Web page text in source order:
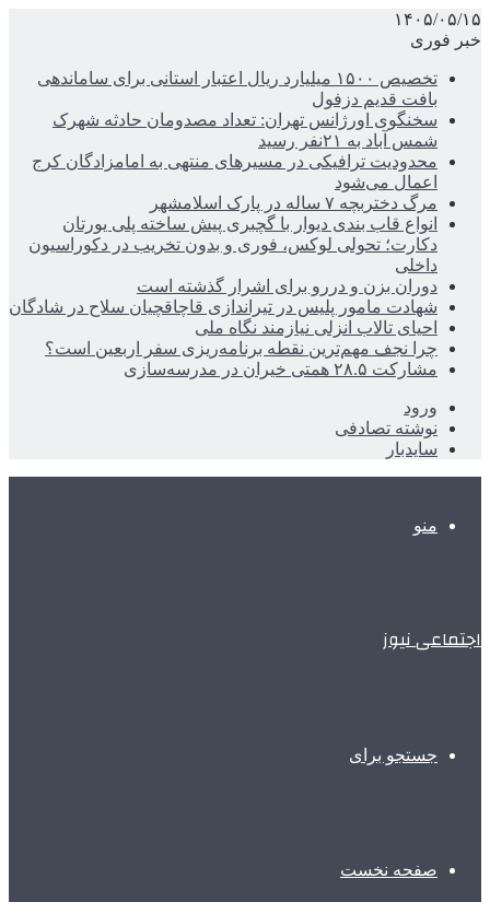
۱۴۰۵/۰۵/۱۵
خبر فوری
تخصیص ۱۵۰۰ میلیارد ریال اعتبار استانی برای ساماندهی
بافت قدیم دزفول
سخنگوی اورژانس تهران: تعداد مصدومان حادثه شهرک
شمس آباد به ۲۱نفر رسید
محدودیت ترافیکی در مسیرهای منتهی به امامزادگان کرج
اعمال می‌شود
مرگ دختربچه ۷ ساله در پارک اسلامشهر
انواع قاب بندی دیوار با گچبری پیش ساخته پلی یورتان
دکارت؛ تحولی لوکس، فوری و بدون تخریب در دکوراسیون
داخلی
دوران بزن و دررو برای اشرار گذشته است
شهادت مامور پلیس در تیراندازی قاچاقچیان سلاح در شادگان
احیای تالاب انزلی نیازمند نگاه ملی
چرا نجف مهم‌ترین نقطه برنامه‌ریزی سفر اربعین است؟
مشارکت ۲۸.۵ همتی خیران در مدرسه‌سازی
ورود
نوشته تصادفی
سایدبار
منو
اجتماعی نیوز
جستجو برای
صفحه نخست